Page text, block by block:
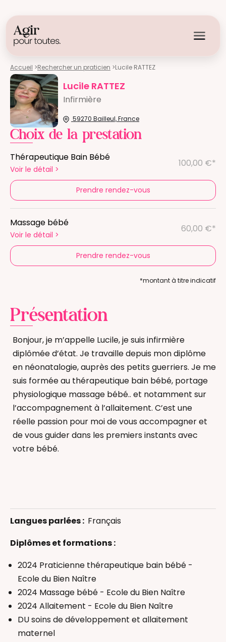
Accueil >Rechercher un praticien >Lucile RATTEZ
Lucile RATTEZ
Infirmière
59270 Bailleul, France
Choix de la prestation
Thérapeutique Bain Bébé
Voir le détail >
100,00 €*
Prendre rendez-vous
Massage bébé
Voir le détail >
60,00 €*
Prendre rendez-vous
*montant à titre indicatif
Présentation
Bonjour, je m’appelle Lucile, je suis infirmière
diplômée d’état. Je travaille depuis mon diplôme
en néonatalogie, auprès des petits guerriers. Je me
suis formée au thérapeutique bain bébé, portage
physiologique massage bébé.. et notamment sur
l’accompagnement à l’allaitement. C’est une
réelle passion pour moi de vous accompagner et
de vous guider dans les premiers instants avec
votre bébé.
Langues parlées : Français
Diplômes et formations :
2024 Praticienne thérapeutique bain bébé -
Ecole du Bien Naître
2024 Massage bébé - Ecole du Bien Naître
2024 Allaitement - Ecole du Bien Naître
DU soins de développement et allaitement
maternel